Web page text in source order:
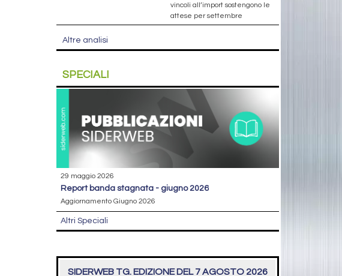
vincoli all’import sostengono le
attese per settembre
Altre analisi
SPECIALI
29 maggio 2026
report banda stagnata - giugno 2026
Aggiornamento Giugno 2026
Altri Speciali
SIDERWEB TG. EDIZIONE DEL 7 AGOSTO 2026